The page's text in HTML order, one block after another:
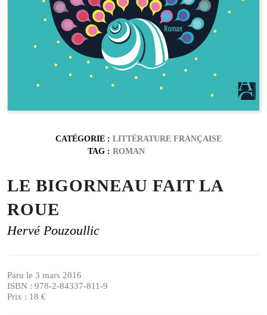
CATÉGORIE : LITTÉRATURE FRANÇAISE
TAG : ROMAN
LE BIGORNEAU FAIT LA
ROUE
Hervé Pouzoullic
Paru le 3 mars 2016
ISBN : 978-2-84337-811-9
Prix : 18 €